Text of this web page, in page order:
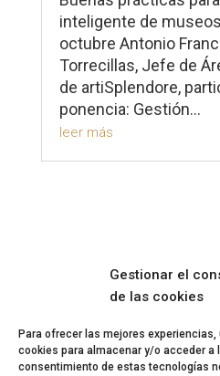
Gestionar el
de las cookies
Para ofrecer las mejores
cookies para almacenar y/o acceder a
consentimiento de estas tecnologías
inteligente de
octubre Antonio
Torrecillas, Jefe de
de artiSplendore,
ponencia: Gestión...
leer más